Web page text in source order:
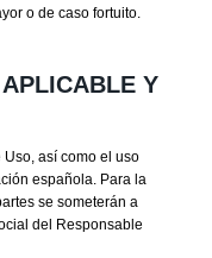
o de caso fortuito.
Y
así como el uso
española. Para la
se someterán a
del Responsable